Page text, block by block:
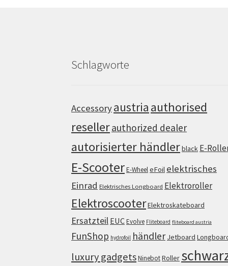
Schlagworte
Accessoryaustria authorised
resellerauthorized dealer
autorisierter händlerblack E-
E-ScooterE-WheeleFoil elektrisches
Einrad Elektrisches Longboard Elektroroller
ElektroscooterElektroskateboard
Ersatzteil EUCEvolve Fliteboard fliteboard austria
FunShop hydrofoil händler Jetboard
luxury gadgetsNinebotRoller